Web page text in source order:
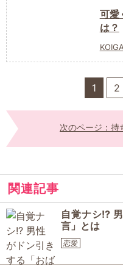
可愛
は？
1 2
次のページ：持
関連記事
自覚ナシ!?
言」とは
恋愛